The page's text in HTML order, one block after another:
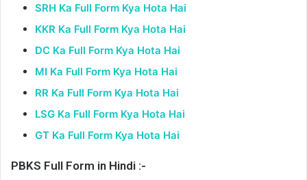
SRH Ka Full Form Kya Hota Hai
KKR Ka Full Form Kya Hota Hai
DC Ka Full Form Kya Hota Hai
MI Ka Full Form Kya Hota Hai
RR Ka Full Form Kya Hota Hai
LSG Ka Full Form Kya Hota Hai
GT Ka Full Form Kya Hota Hai
PBKS Full Form in Hindi :-